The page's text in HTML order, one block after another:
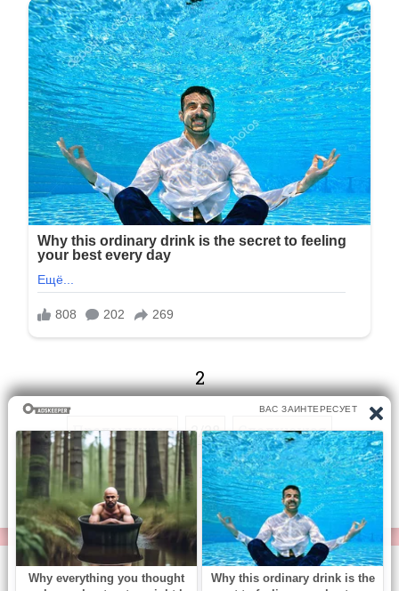
2
Предыдущая 2/28 Следующая
Перейти на страницу:
© https://vse-knigi.org